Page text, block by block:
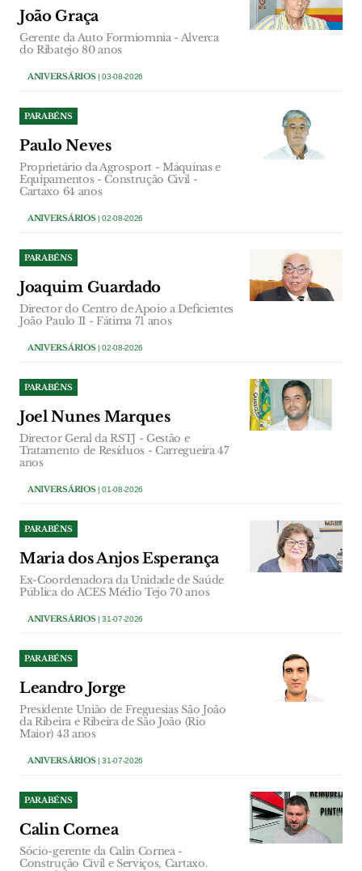
João Graça
Gerente da Auto Formiomnia - Alverca
do Ribatejo 80 anos
ANIVERSÁRIOS| 03-08-2026
PARABÉNS
Paulo Neves
Proprietário da Agrosport - Máquinas e
Equipamentos - Construção Civil -
Cartaxo 64 anos
ANIVERSÁRIOS| 02-08-2026
PARABÉNS
Joaquim Guardado
Director do Centro de Apoio a Deficientes
João Paulo II - Fátima 71 anos
ANIVERSÁRIOS| 02-08-2026
PARABÉNS
Joel Nunes Marques
Director Geral da RSTJ - Gestão e
Tratamento de Resíduos - Carregueira 47
anos
ANIVERSÁRIOS| 01-08-2026
PARABÉNS
Maria dos Anjos Esperança
Ex-Coordenadora da Unidade de Saúde
Pública do ACES Médio Tejo 70 anos
ANIVERSÁRIOS| 31-07-2026
PARABÉNS
Leandro Jorge
Presidente União de Freguesias São João
da Ribeira e Ribeira de São João (Rio
Maior) 43 anos
ANIVERSÁRIOS| 31-07-2026
PARABÉNS
Calin Cornea
Sócio-gerente da Calin Cornea -
Construção Civil e Serviços, Cartaxo.